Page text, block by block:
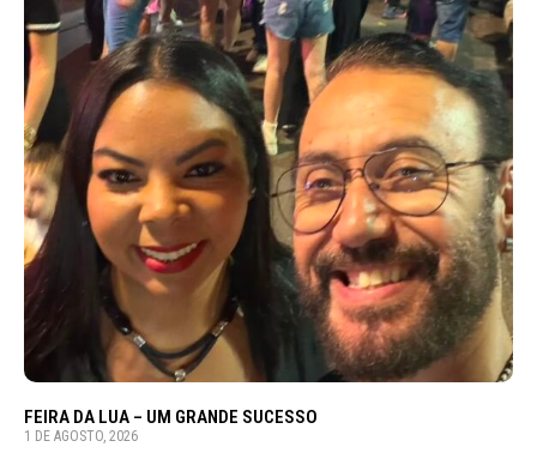
FEIRA DA LUA – UM GRANDE SUCESSO
1 DE AGOSTO, 2026